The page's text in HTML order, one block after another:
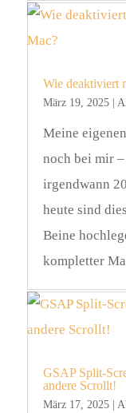
Wie deaktiviert
März 19, 2025|
Meine
noch bei mir
irgendwann
heute sind
Beine
kompletter
GSAP Split-
andere Scrollt!
März 17, 2025|